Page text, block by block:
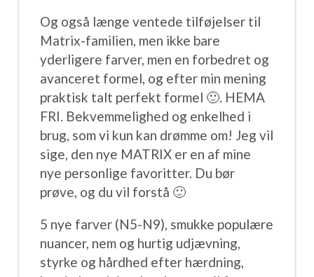
Og også længe ventede tilføjelser til
Matrix-familien, men ikke bare
yderligere farver, men en forbedret og
avanceret formel, og efter min mening
praktisk talt perfekt formel 🙂. HEMA
FRI. Bekvemmelighed og enkelhed i
brug, som vi kun kan drømme om! Jeg vil
sige, den nye MATRIX er en af ​​mine
nye personlige favoritter. Du bør
prøve, og du vil forstå 🙂
5 nye farver (N5-N9), smukke populære
nuancer, nem og hurtig udjævning,
styrke og hårdhed efter hærdning,